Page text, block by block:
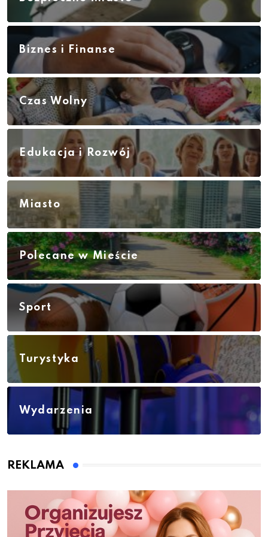
Biznes i Finanse
Czas Wolny
Edukacja i Rozwój
Miasto
Polecane w Mieście
Sport
Turystyka
Wydarzenia
REKLAMA